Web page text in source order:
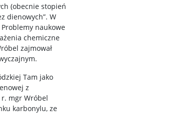
(obecnie stopień
dienowych”. W
naukowe
chemiczne
zajmował
Tam jako
z
mgr Wróbel
karbonylu, ze